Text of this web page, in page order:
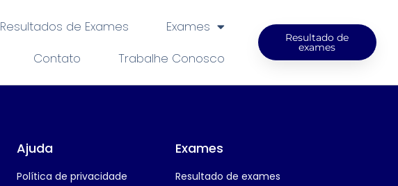
Resultados de Exames
Exames
Contato Trabalhe Conosco
Resultado de
exames
Ajuda
Política de privacidade
Exames
Resultado de exames